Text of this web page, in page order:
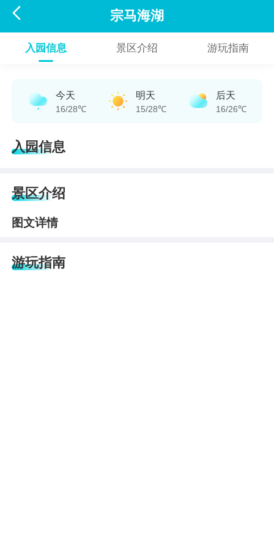
 宗马海湖
入园信息 景区介绍 游玩指南
今天
16/28℃
明天
15/28℃
后天
16/26℃
入园信息
景区介绍
图文详情
游玩指南